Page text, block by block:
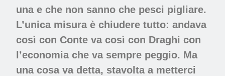
una e che non sanno che pesci pigliare.
L’unica misura è chiudere tutto: andava
così con Conte va così con Draghi con
l’economia che va sempre peggio. Ma
una cosa va detta, stavolta a metterci